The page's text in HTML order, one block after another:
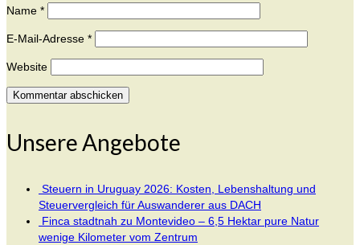
Name *
E-Mail-Adresse *
Website
Unsere Angebote
Steuern in Uruguay 2026: Kosten, Lebenshaltung und
Steuervergleich für Auswanderer aus DACH
Finca stadtnah zu Montevideo – 6,5 Hektar pure Natur
wenige Kilometer vom Zentrum